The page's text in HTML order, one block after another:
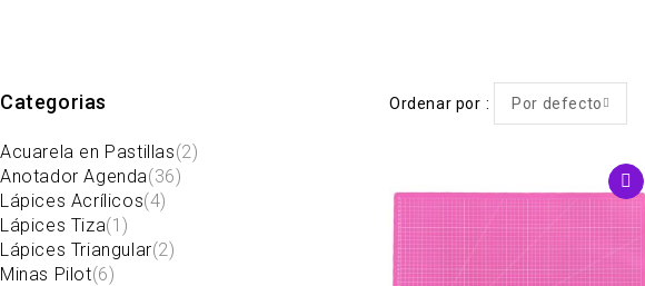
Categorias
Acuarela en Pastillas(2)
Anotador Agenda(36)
Lápices Acrílicos(4)
Lápices Tiza(1)
Lápices Triangular(2)
Minas Pilot(6)
Ordenar por Por defecto